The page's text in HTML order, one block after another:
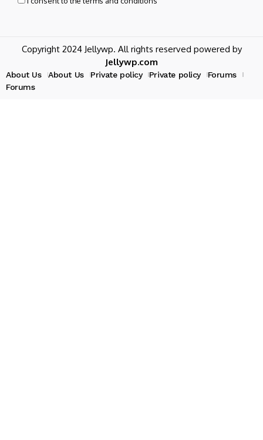
Copyright 2024 Jellywp. All rights reserved powered by
Jellywp.com
About Us About Us Private policy Private policy
Forums
Forums